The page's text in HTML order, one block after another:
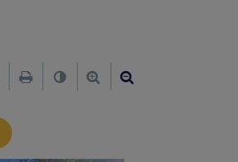
Facebook
sur Twitter
Envoyer par e-mail
ImprimerChanger le contraste
Agrandir le texte